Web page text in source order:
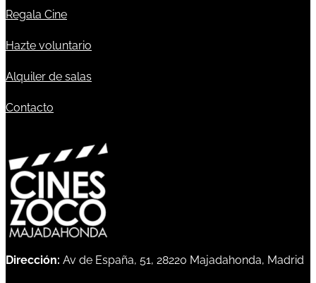
Regala Cine
Hazte voluntario
Alquiler de salas
Contacto
Dirección: Av de España, 51, 28220 Majadahonda, Madrid